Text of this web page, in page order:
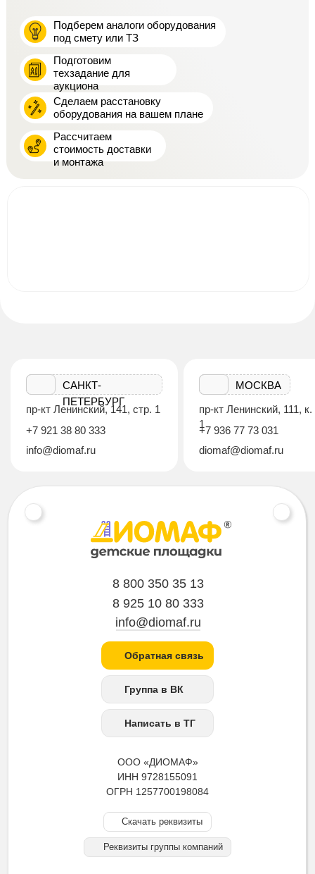
Подберем аналоги оборудования
под смету или ТЗ
Подготовим
техзадание для
аукциона
Сделаем расстановку
оборудования на вашем плане
Рассчитаем
стоимость доставки
и монтажа
САНКТ-
ПЕТЕРБУРГ
пр-кт Ленинский, 141, стр. 1
+7 921 38 80 333
info@diomaf.ru
МОСКВА
пр-кт Ленинский, 111, к.
1
+7 936 77 73 031
diomaf@diomaf.ru
ООО «ДИОМАФ»
ИНН 9728155091
ОГРН 1257700198084
Скачать реквизиты
Реквизиты группы компаний
8 800 350 35 13
8 925 10 80 333
info@diomaf.ru
Обратная связь
Группа в ВК
Написать в ТГ